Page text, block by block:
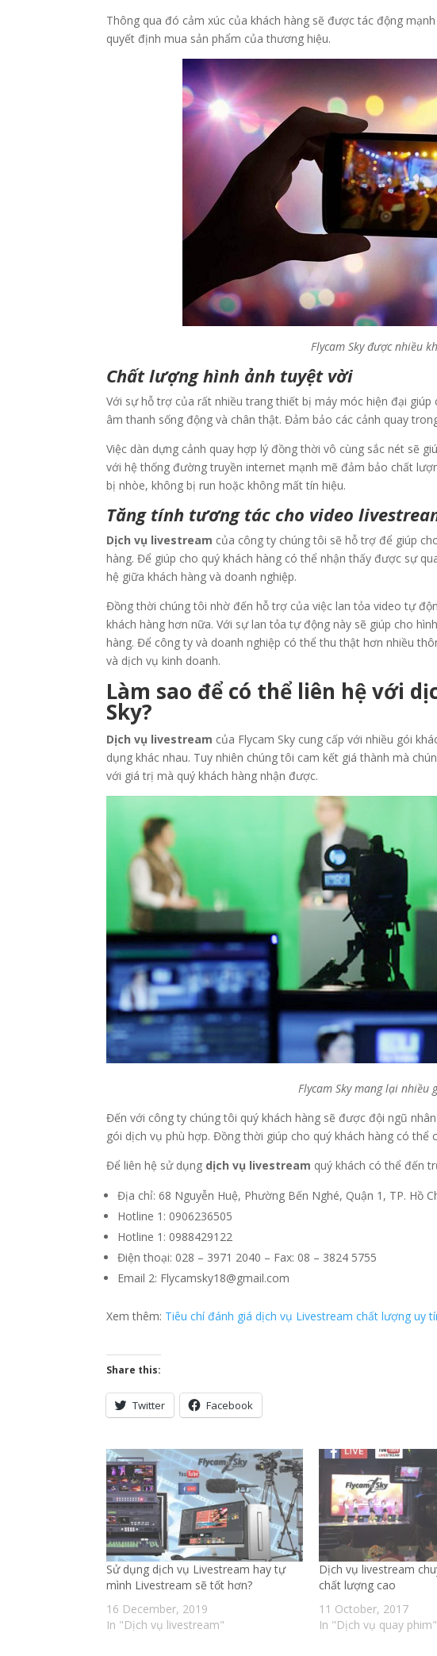
Thông qua đó cảm xúc của khách hàng sẽ được tác động
quyết định mua sản phẩm của thương hiệu.
Flycam Sky được nhiều
Chất lượng hình ảnh tuyệt vời
Với sự hỗ trợ của rất nhiều trang thiết bị máy móc hiện đại
âm thanh sống động và chân thật. Đảm bảo các cảnh quay
Việc dàn dựng cảnh quay hợp lý đồng thời vô cùng sắc nét sẽ
với hệ thống đường truyền internet mạnh mẽ đảm bảo chất
bị nhòe, không bị run hoặc không mất tín hiệu.
Tăng tính tương tác cho video
Dịch vụ livestream của công ty chúng tôi sẽ hỗ trợ để giúp
hàng. Để giúp cho quý khách hàng có thể nhận thấy được sự
hệ giữa khách hàng và doanh nghiệp.
Đồng thời chúng tôi nhờ đến hỗ trợ của việc lan tỏa video tự
khách hàng hơn nữa. Với sự lan tỏa tự động này sẽ giúp cho
hàng. Để công ty và doanh nghiệp có thể thu thật hơn nhiều
và dịch vụ kinh doanh.
Làm sao để có thể liên hệ với
Sky?
Dịch vụ livestream của Flycam Sky cung cấp với nhiều gói
dụng khác nhau. Tuy nhiên chúng tôi cam kết giá thành mà
với giá trị mà quý khách hàng nhận được.
Flycam Sky mang lại nhiều
Đến với công ty chúng tôi quý khách hàng sẽ được đội ngũ
gói dịch vụ phù hợp. Đồng thời giúp cho quý khách hàng có thể
Để liên hệ sử dụng dịch vụ livestream quý khách có thể đến
Địa chỉ: 68 Nguyễn Huệ, Phường Bến Nghé, Quận 1, TP. Hồ
Hotline 1: 0906236505
Hotline 1: 0988429122
Điện thoại: 028 – 3971 2040 – Fax: 08 – 3824 5755
Email 2: Flycamsky18@gmail.com
Xem thêm: Tiêu chí đánh giá dịch vụ Livestream chất lượng uy
Share this:
Twitter Facebook
Sử dụng dịch vụ Livestream hay tự
mình Livestream sẽ tốt hơn?
16 December, 2019
In "Dịch vụ livestream"
Dịch vụ livestream
chất lượng cao
11 October, 2017
In "Dịch vụ quay phim"